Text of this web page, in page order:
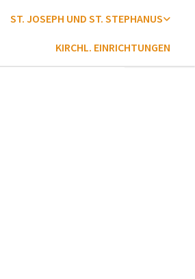
ST. JOSEPH UND ST. STEPHANUS
KIRCHL. EINRICHTUNGEN